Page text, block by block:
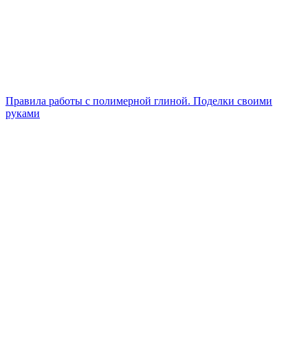
Правила работы с полимерной глиной. Поделки своими
руками